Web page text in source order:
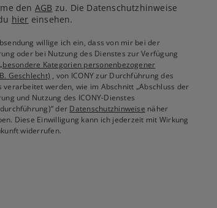
den AGB zu. Die Datenschutzhinweise
hier einsehen.
willige ich ein, dass von mir bei der
oder bei Nutzung des Dienstes zur Verfügung
„besondere Kategorien personenbezogener
Geschlecht) , von ICONY zur Durchführung des
verarbeitet werden, wie im Abschnitt „Abschluss der
und Nutzung des ICONY-Dienstes
der Datenschutzhinweise näher
Diese Einwilligung kann ich jederzeit mit Wirkung
widerrufen.